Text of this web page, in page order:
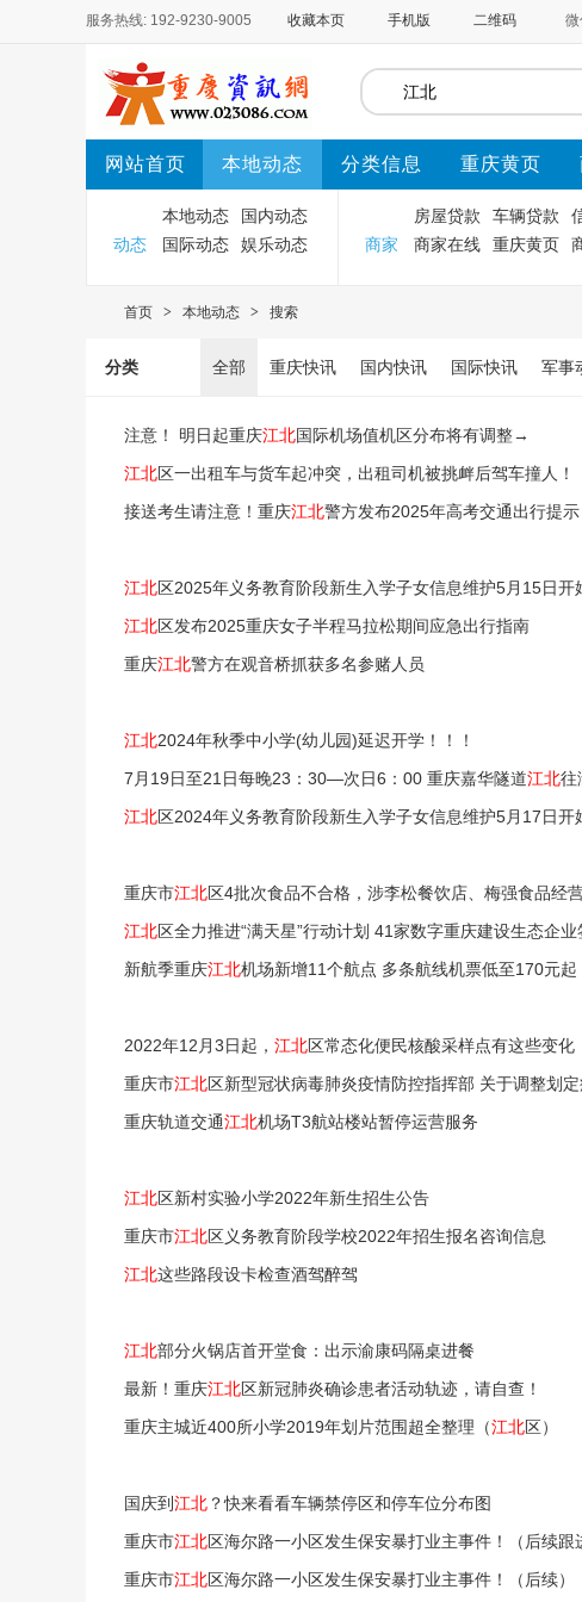
服务热线: 192-9230-9005 收藏本页 手机版 二维码
网站首页 本地动态 分类信息 重庆黄页
动态
本地动态
国内动态
国际动态
娱乐动态 商家
房屋贷款 车辆贷款
商家在线
重庆黄页
首页 > 本地动态 > 搜索
分类 全部 重庆快讯 国内快讯 国际快讯 军事
注意！ 明日起重庆江北国际机场值机区分布将有调整→
江北区一出租车与货车起冲突，出租司机被挑衅后驾车撞人！
接送考生请注意！重庆江北警方发布2025年高考交通出行提示
江北区2025年义务教育阶段新生入学子女信息维护5月15日开
江北区发布2025重庆女子半程马拉松期间应急出行指南
重庆江北警方在观音桥抓获多名参赌人员
江北2024年秋季中小学(幼儿园)延迟开学！！！
7月19日至21日每晚23：30—次日6：00 重庆嘉华隧道江北往
江北区2024年义务教育阶段新生入学子女信息维护5月17日开
重庆市江北区4批次食品不合格，涉李松餐饮店、梅强食品经
江北区全力推进“满天星”行动计划 41家数字重庆建设生态企业
新航季重庆江北机场新增11个航点 多条航线机票低至170元起
2022年12月3日起， 江北区常态化便民核酸采样点有这些变化
重庆市江北区新型冠状病毒肺炎疫情防控指挥部 关于调整划
重庆轨道交通江北机场T3航站楼站暂停运营服务
江北区新村实验小学2022年新生招生公告
重庆市江北区义务教育阶段学校2022年招生报名咨询信息
江北这些路段设卡检查酒驾醉驾
江北部分火锅店首开堂食：出示渝康码隔桌进餐
最新！重庆江北区新冠肺炎确诊患者活动轨迹，请自查！
重庆主城近400所小学2019年划片范围超全整理（江北区）
国庆到江北 ？快来看看车辆禁停区和停车位分布图
重庆市江北区海尔路一小区发生保安暴打业主事件！（后续跟
重庆市江北区海尔路一小区发生保安暴打业主事件！（后续）